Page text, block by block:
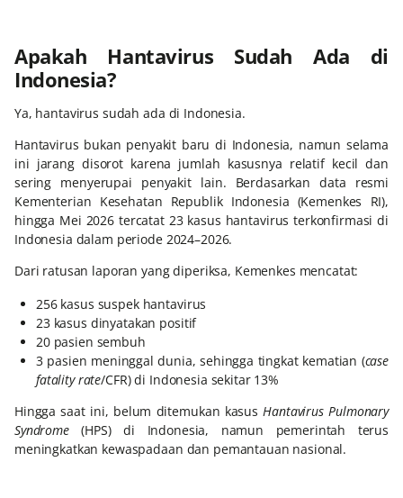
Apakah Hantavirus Sudah Ada di
Indonesia?
Ya, hantavirus sudah ada di Indonesia.
Hantavirus bukan penyakit baru di Indonesia, namun selama
ini jarang disorot karena jumlah kasusnya relatif kecil dan
sering menyerupai penyakit lain. Berdasarkan data resmi
Kementerian Kesehatan Republik Indonesia (Kemenkes RI),
hingga Mei 2026 tercatat 23 kasus hantavirus terkonfirmasi di
Indonesia dalam periode 2024–2026.
Dari ratusan laporan yang diperiksa, Kemenkes mencatat:
256 kasus suspek hantavirus
23 kasus dinyatakan positif
20 pasien sembuh
3 pasien meninggal dunia, sehingga tingkat kematian (case
fatality rate/CFR) di Indonesia sekitar 13%
Hingga saat ini, belum ditemukan kasusHantavirus Pulmonary
Syndrome(HPS) di Indonesia, namun pemerintah terus
meningkatkan kewaspadaan dan pemantauan nasional.